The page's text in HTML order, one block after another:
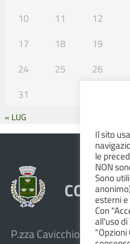
10
11 12
17
18 19
24
25 26
31
« LUG
P.zza Cavicchioni, 8 –
Il sito
le
NON
Sono
esterni
Con
all'uso di
"Opzioni